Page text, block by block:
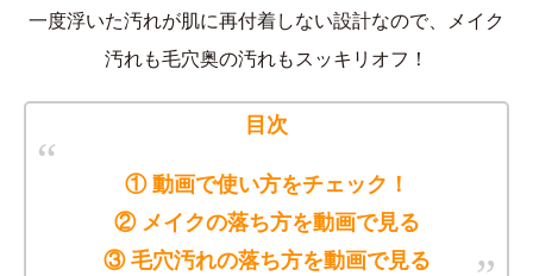
一度浮いた汚れが肌に再付着しない設計なので、メイク
汚れも毛穴奥の汚れもスッキリオフ！
目次
① 動画で使い方をチェック！
② メイクの落ち方を動画で見る
③ 毛穴汚れの落ち方を動画で見る